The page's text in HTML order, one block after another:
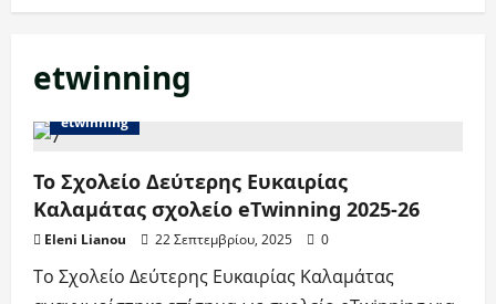
etwinning
etwinning
Το Σχολείο Δεύτερης Ευκαιρίας
Καλαμάτας σχολείο eTwinning 2025-26
Eleni Lianou 22 Σεπτεμβρίου, 2025 0
Το Σχολείο Δεύτερης Ευκαιρίας Καλαμάτας